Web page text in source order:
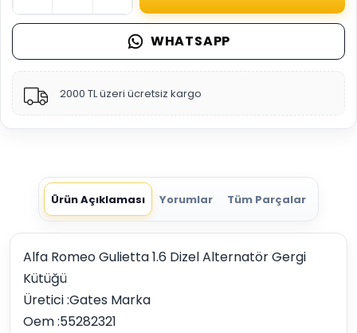
WHATSAPP
2000 TL üzeri ücretsiz kargo
Ürün Açıklaması Yorumlar Tüm Parçalar
Alfa Romeo Gulietta 1.6 Dizel Alternatör Gergi
Kütüğü
Üretici :Gates Marka
Oem :55282321